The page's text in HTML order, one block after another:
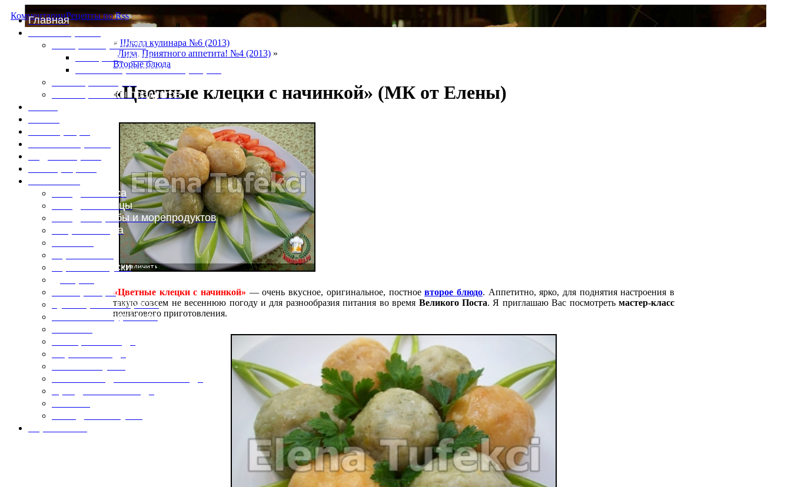
Главная
Специи и пряности
Специи и диета
Каталог пряностей и приправ
Таблица массы продуктов
Блюда из мяса
Блюда из птицы
Блюда из рыбы и морепродуктов
Вторые блюда
Горячие закуски
Консервация
Кулинарные хитрости
Маленьким гурманам
КомментарииРецепты по Rss
« Школа кулинара №6 (2013)
Лиза. Приятного аппетита! №4 (2013) »
Вторые блюда
«Цветные клецки с начинкой» (МК от Елены)
«Цветные клецки с начинкой» — очень вкусное, оригинальное, постноевторое блюдо. Аппетитно, ярко, для поднятия настроения в
такую совсем не весеннюю погоду и для разнообразия питания во время Великого Поста. Я приглашаю Вас посмотретьмастер-класс
пошагового приготовления.